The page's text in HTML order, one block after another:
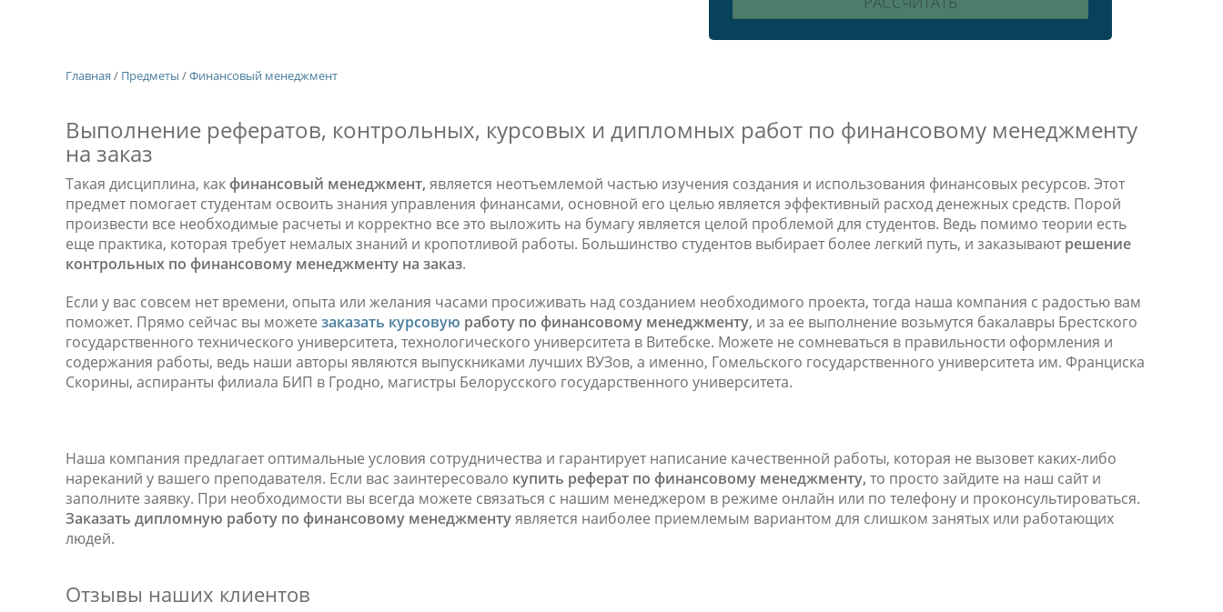
Главная / Предметы /Финансовый менеджмент
Выполнение рефератов, контрольных, курсовых и дипломных работ по финансовому менеджменту
на заказ
Такая дисциплина, какфинансовый менеджмент, является неотъемлемой частью изучения создания и использования финансовых ресурсов. Этот
предмет помогает студентам освоить знания управления финансами, основной его целью является эффективный расход денежных средств. Порой
произвести все необходимые расчеты и корректно все это выложить на бумагу является целой проблемой для студентов. Ведь помимо теории есть
еще практика, которая требует немалых знаний и кропотливой работы. Большинство студентов выбирает более легкий путь, и заказывают решение
контрольных по финансовому менеджменту на заказ.
Если у вас совсем нет времени, опыта или желания часами просиживать над созданием необходимого проекта, тогда наша компания с радостью вам
поможет. Прямо сейчас вы можете заказать курсовую работу по финансовому менеджменту, и за ее выполнение возьмутся бакалавры Брестского
государственного технического университета, технологического университета в Витебске. Можете не сомневаться в правильности оформления и
содержания работы, ведь наши авторы являются выпускниками лучших ВУЗов, а именно, Гомельского государственного университета им. Франциска
Скорины, аспиранты филиала БИП в Гродно, магистры Белорусского государственного университета.
Наша компания предлагает оптимальные условия сотрудничества и гарантирует написание качественной работы, которая не вызовет каких-либо
нареканий у вашего преподавателя. Если вас заинтересовало купить реферат по финансовому менеджменту, то просто зайдите на наш сайт и
заполните заявку. При необходимости вы всегда можете связаться с нашим менеджером в режиме онлайн или по телефону и проконсультироваться.
Заказать дипломную работу по финансовому менеджментуявляется наиболее приемлемым вариантом для слишком занятых или работающих
людей.
Отзывы наших клиентов